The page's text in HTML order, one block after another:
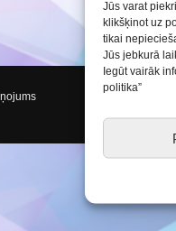
Jūs varat
klikšķinot uz
tikai
Jūs jebkurā
Iegūt vairāk
politika”
Saldus BJC interešu
izglītības programmu
realizācija